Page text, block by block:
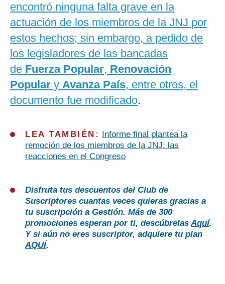
encontró ninguna falta grave en la
actuación de los miembros de la JNJ por
estos hechos; sin embargo, a pedido de
los legisladores de las bancadas
de Fuerza Popular, Renovación
Popular y Avanza País, entre otros, el
documento fue modificado.
LEA TAMBIÉN:
Informe final plantea la
remoción de los miembros de la JNJ: las
reacciones en el Congreso
Disfruta tus descuentos del Club de
Suscriptores cuantas veces quieras gracias a
tu suscripción a Gestión. Más de 300
promociones esperan por ti, descúbrelasAquí.
Y si aún no eres suscriptor, adquiere tu plan
AQUÍ.